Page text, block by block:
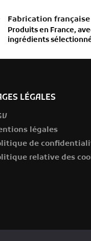
Fabrication française
Produits en France,
ingrédients
LÉGALES
légales
de
relative des